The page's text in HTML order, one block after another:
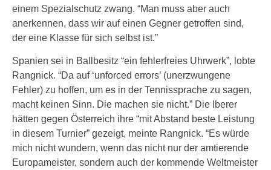
einem Spezialschutz zwang. “Man muss aber auch
anerkennen, dass wir auf einen Gegner getroffen sind,
der eine Klasse für sich selbst ist.”
Spanien sei in Ballbesitz “ein fehlerfreies Uhrwerk”, lobte
Rangnick. “Da auf ‘unforced errors’ (unerzwungene
Fehler) zu hoffen, um es in der Tennissprache zu sagen,
macht keinen Sinn. Die machen sie nicht.” Die Iberer
hätten gegen Österreich ihre “mit Abstand beste Leistung
in diesem Turnier” gezeigt, meinte Rangnick. “Es würde
mich nicht wundern, wenn das nicht nur der amtierende
Europameister, sondern auch der kommende Weltmeister